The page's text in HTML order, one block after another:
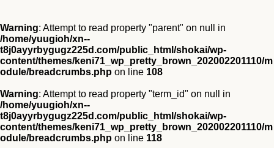
Warning: Attempt to read property "parent" on null in
/home/yuugioh/xn--
t8j0ayyrbygugz225d.com/public_html/shokai/wp-
content/themes/keni71_wp_pretty_brown_202002201110/m
odule/breadcrumbs.php on line 108
Warning: Attempt to read property "term_id" on null in
/home/yuugioh/xn--
t8j0ayyrbygugz225d.com/public_html/shokai/wp-
content/themes/keni71_wp_pretty_brown_202002201110/m
odule/breadcrumbs.php on line 118